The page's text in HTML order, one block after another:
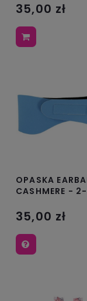
35,00 zł
OPASKA
CASHMERE -
35,00 zł